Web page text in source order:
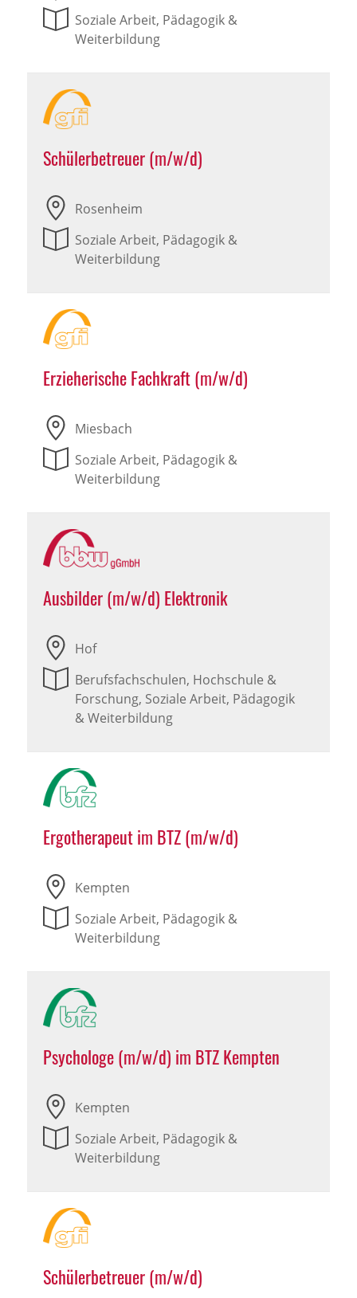
Soziale Arbeit, Pädagogik &
Weiterbildung
Schülerbetreuer (m/w/d)
Rosenheim
Soziale Arbeit, Pädagogik &
Weiterbildung
Erzieherische Fachkraft (m/w/d)
Miesbach
Soziale Arbeit, Pädagogik &
Weiterbildung
Ausbilder (m/w/d) Elektronik
Hof
Berufsfachschulen, Hochschule &
Forschung, Soziale Arbeit, Pädagogik
& Weiterbildung
Ergotherapeut im BTZ (m/w/d)
Kempten
Soziale Arbeit, Pädagogik &
Weiterbildung
Psychologe (m/w/d) im BTZ Kempten
Kempten
Soziale Arbeit, Pädagogik &
Weiterbildung
Schülerbetreuer (m/w/d)